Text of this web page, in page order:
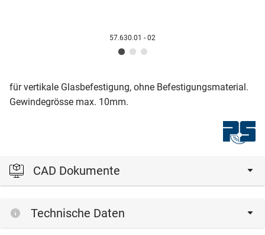
57.630.01 - 02
für vertikale Glasbefestigung, ohne Befestigungsmaterial.
Gewindegrösse max. 10mm.
CAD Dokumente
herunterladen zu können.
Technische Daten